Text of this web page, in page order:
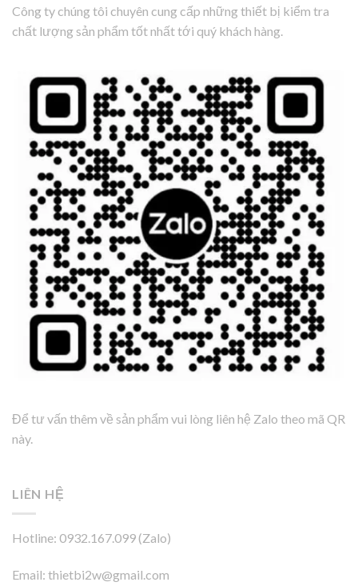
Công ty chúng tôi chuyên cung cấp những thiết bị kiểm tra
chất lượng sản phẩm tốt nhất tới quý khách hàng.
Để tư vấn thêm về sản phẩm vui lòng liên hệ Zalo theo mã QR
này.
LIÊN HỆ
Hotline: 0932.167.099 (Zalo)
Email: thietbi2w@gmail.com